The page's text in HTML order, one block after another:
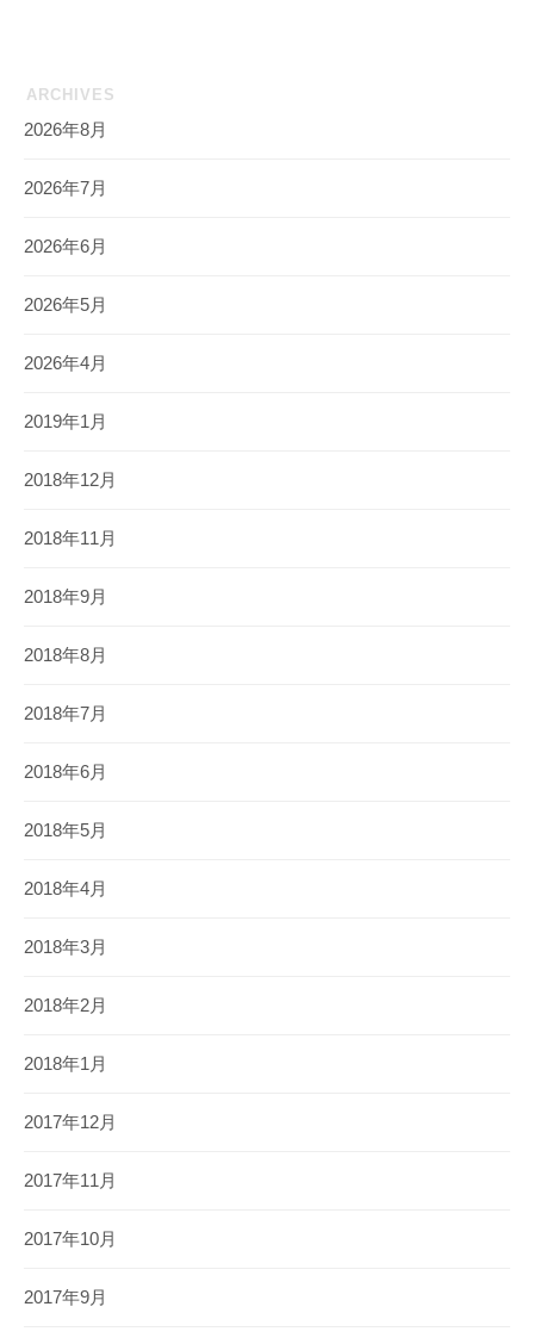
ARCHIVES
2026年8月
2026年7月
2026年6月
2026年5月
2026年4月
2019年1月
2018年12月
2018年11月
2018年9月
2018年8月
2018年7月
2018年6月
2018年5月
2018年4月
2018年3月
2018年2月
2018年1月
2017年12月
2017年11月
2017年10月
2017年9月